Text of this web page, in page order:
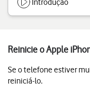
Introdução
Reinicie o Apple
Se o telefone estiver
reiniciá-lo.